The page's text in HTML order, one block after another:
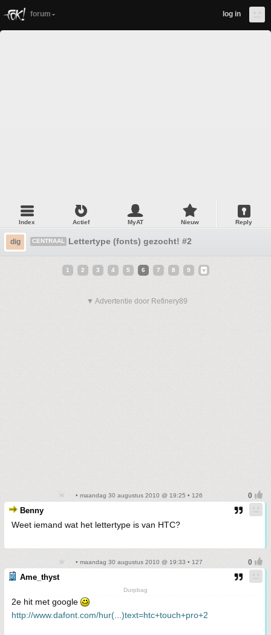
forum log in
Index Actief MyAT Nieuw Reply
dig CENTRAAL Lettertype (fonts) gezocht! #2
1 2 3 4 5 6 7 8 9
▼ Advertentie door Refinery89
• maandag 30 augustus 2010 @ 19:25 • 126
Benny
Weet iemand wat het lettertype is van HTC?
• maandag 30 augustus 2010 @ 19:33 • 127
Ame_thyst
Durpbag
2e hit met google
http://www.dafont.com/hur(...)text=htc+touch+pro+2